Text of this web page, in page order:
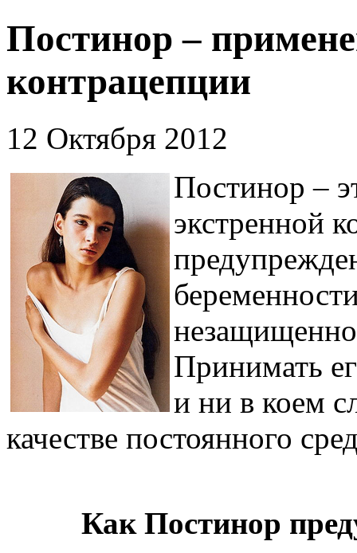
Постинор –
контрацепции
12 Октября 2012
Постинор –
экстренной
Принимать
и ни в коем
качестве постоянного
Как Постинор